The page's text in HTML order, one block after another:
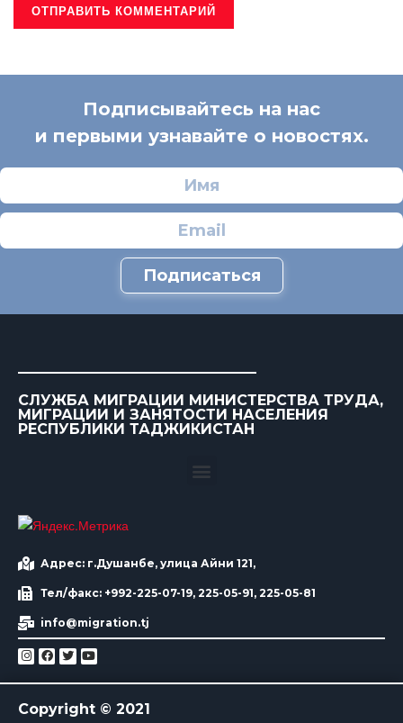
Подписывайтесь на нас
и первыми узнавайте о новостях.
Подписаться
СЛУЖБА МИГРАЦИИ МИНИСТЕРСТВА ТРУДА,
МИГРАЦИИ И ЗАНЯТОСТИ НАСЕЛЕНИЯ
РЕСПУБЛИКИ ТАДЖИКИСТАН
Адрес: г.Душанбе, улица Айни 121,
Тел/факс: +992-225-07-19, 225-05-91, 225-05-81
info@migration.tj
Copyright © 2021